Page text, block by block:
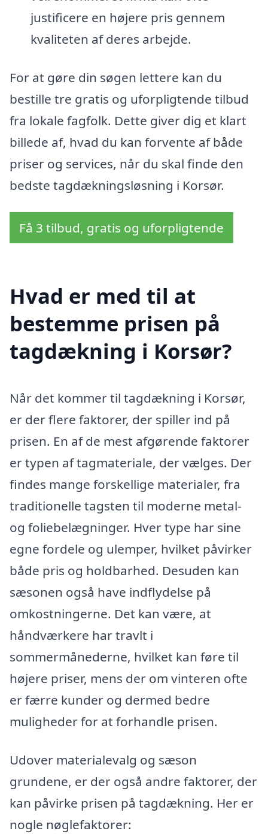
justificere en højere pris gennem
kvaliteten af deres arbejde.
For at gøre din søgen lettere kan du
bestille tre gratis og uforpligtende tilbud
fra lokale fagfolk. Dette giver dig et klart
billede af, hvad du kan forvente af både
priser og services, når du skal finde den
bedste tagdækningsløsning i Korsør.
Få 3 tilbud, gratis og uforpligtende
Hvad er med til at
bestemme prisen på
tagdækning i Korsør?
Når det kommer til tagdækning i Korsør,
er der flere faktorer, der spiller ind på
prisen. En af de mest afgørende faktorer
er typen af tagmateriale, der vælges. Der
findes mange forskellige materialer, fra
traditionelle tagsten til moderne metal-
og foliebelægninger. Hver type har sine
egne fordele og ulemper, hvilket påvirker
både pris og holdbarhed. Desuden kan
sæsonen også have indflydelse på
omkostningerne. Det kan være, at
håndværkere har travlt i
sommermånederne, hvilket kan føre til
højere priser, mens der om vinteren ofte
er færre kunder og dermed bedre
muligheder for at forhandle prisen.
Udover materialevalg og sæson
grundene, er der også andre faktorer, der
kan påvirke prisen på tagdækning. Her er
nogle nøglefaktorer: